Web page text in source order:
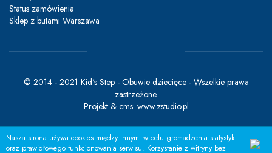
Status zamówienia
Sklep z butami Warszawa
© 2014 - 2021 Kid's Step - Obuwie dziecięce - Wszelkie prawa
zastrzeżone.
Projekt & cms: www.zstudio.pl
Nasza strona używa cookies między innymi w celu gromadzenia statystyk
oraz prawidłowego funkcjonowania serwisu. Korzystanie z witryny bez